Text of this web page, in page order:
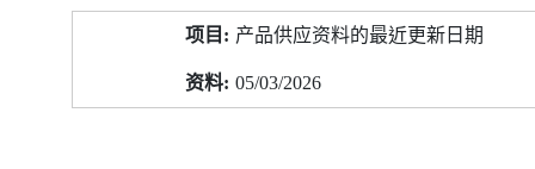
产品供应资料的最近更新日期
05/03/2026